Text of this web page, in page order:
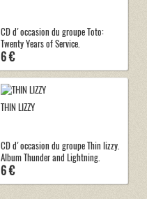
CD d'occasion du groupe Toto:
Twenty Years of Service.
6 €
THIN LIZZY
CD d'occasion du groupe Thin lizzy.
Album Thunder and Lightning.
6 €